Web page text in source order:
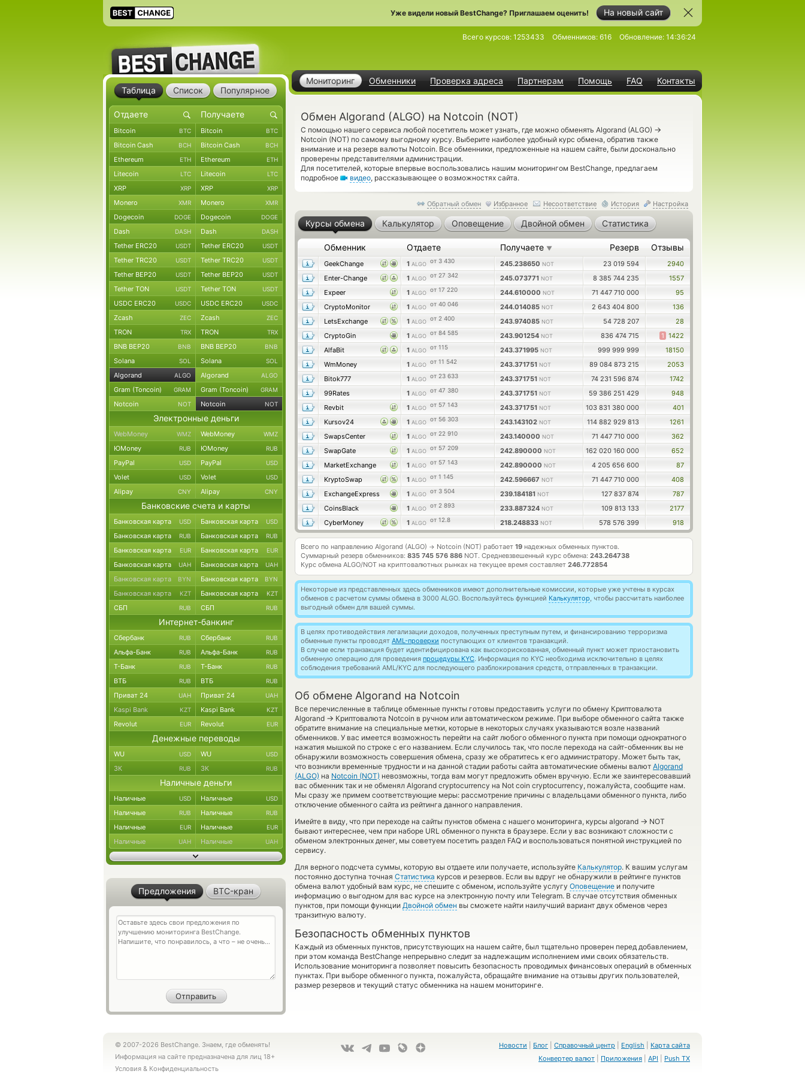
На новый сайт
Уже видели новый BestChange? Приглашаем оценить!
Мониторинг Обменники Проверка адреса Партнерам Помощь FAQ Контакты
Всего курсов: 1253433 Обменников: 616 Обновление: 14:36:24
Обмен Algorand (ALGO) на Notcoin (NOT)
С помощью нашего сервиса любой посетитель может узнать, где можно обменять Algorand (ALGO) →
Notcoin (NOT) по самому выгодному курсу. Выберите наиболее удобный курс обмена, обратив также
внимание и на резерв валюты Notcoin. Все обменники, предложенные на нашем сайте, были досконально
проверены представителями администрации.
Для посетителей, которые впервые воспользовались нашим мониторингом BestChange, предлагаем
подробное
видео, рассказывающее о возможностях сайта.
Обратный обмен Избранное Несоответствие История Настройка
Курсы обмена Калькулятор Оповещение Двойной обмен Статистика
Обменник Отдаете Получаете ▼ Резерв Отзывы
GeekChange 1 ALGO от 3 430 245.238650 NOT 23 019 594
2940
Enter-Change
1 ALGO от 27 342 245.073771 NOT 8 385 744 235
1557
Expeer
1 ALGO от 17 220 244.610000 NOT 71 447 710 000
95
CryptoMonitor
1 ALGO от 40 046 244.014085 NOT 2 643 404 800
136
LetsExchange
1 ALGO от 2 400 243.974085 NOT 54 728 207
28
CryptoGin
1 ALGO от 84 585 243.901254 NOT 836 474 715 1 1422
AlfaBit
1 ALGO от 115 243.371995 NOT 999 999 999
18150
WmMoney
1 ALGO от 11 542 243.371751 NOT 89 084 873 215
2053
Bitok777
1 ALGO от 23 633 243.371751 NOT 74 231 596 874
1742
99Rates
1 ALGO от 47 380 243.371751 NOT 59 386 251 429
948
Revbit
1 ALGO от 57 143 243.371751 NOT 103 831 380 000
401
Kursov24
1 ALGO от 56 303 243.143102 NOT 114 882 929 813
1261
SwapsCenter
1 ALGO от 22 910 243.140000 NOT 71 447 710 000
362
SwapGate
1 ALGO от 57 209 242.890000 NOT 162 020 160 000
652
MarketExchange
1 ALGO от 57 143 242.890000 NOT 4 205 656 600
87
KryptoSwap
1 ALGO от 1 145 242.596667 NOT 71 447 710 000
408
ExchangeExpress
1 ALGO от 3 504 239.184181 NOT 127 837 874
787
CoinsBlack
1 ALGO от 2 893 233.887324 NOT 109 813 133
2177
CyberMoney
1 ALGO от 12.8 218.248833 NOT 578 576 399 918
Всего по направлению Algorand (ALGO) → Notcoin (NOT) работает 19 надежных обменных пунктов.
Суммарный резерв обменников: 835 745 576 886 NOT. Средневзвешенный курс обмена: 243.264738
Курс обмена ALGO/NOT на криптовалютных рынках на текущее время составляет 246.772854
Некоторые из представленных здесь обменников имеют дополнительные комиссии, которые уже учтены в курсах
обменов с расчетом суммы обмена в 3000 ALGO. Воспользуйтесь функцией Калькулятор, чтобы рассчитать наиболее
выгодный обмен для вашей суммы.
В целях противодействия легализации доходов, полученных преступным путем, и финансированию терроризма
обменные пункты проводят AML-проверки поступающих от клиентов транзакций.
В случае если транзакция будет идентифицирована как высокорискованная, обменный пункт может приостановить
обменную операцию для проведения процедуры KYC. Информация по KYC необходима исключительно в целях
соблюдения требований AML/KYC для последующего разблокирования средств, отправленных в транзакции.
Об обмене Algorand на Notcoin
Все перечисленные в таблице обменные пункты готовы предоставить услуги по обмену Криптовалюта
Algorand → Криптовалюта Notcoin в ручном или автоматическом режиме. При выборе обменного сайта также
обратите внимание на специальные метки, которые в некоторых случаях указываются возле названий
обменников. У вас имеется возможность перейти на сайт любого обменного пункта при помощи однократного
нажатия мышкой по строке с его названием. Если случилось так, что после перехода на сайт-обменник вы не
обнаружили возможность совершения обмена, сразу же обратитесь к его администратору. Может быть так,
что возникли временные трудности и на данной стадии работы сайта автоматические обмены валют Algorand
(ALGO) на Notcoin (NOT) невозможны, тогда вам могут предложить обмен вручную. Если же заинтересовавший
вас обменник так и не обменял Algorand cryptocurrency на Not coin cryptocurrency, пожалуйста, сообщите нам.
Мы сразу же примем соответствующие меры: рассмотрение причины с владельцами обменного пункта, либо
отключение обменного сайта из рейтинга данного направления.
Имейте в виду, что при переходе на сайты пунктов обмена с нашего мониторинга, курсы algorand → NOT
бывают интереснее, чем при наборе URL обменного пункта в браузере. Если у вас возникают сложности с
обменом электронных денег, мы советуем посетить раздел FAQ и воспользоваться понятной инструкцией по
сервису.
Для верного подсчета суммы, которую вы отдаете или получаете, используйте Калькулятор. К вашим услугам
постоянно доступна точная Статистика курсов и резервов. Если вы вдруг не обнаружили в рейтинге пунктов
обмена валют удобный вам курс, не спешите с обменом, используйте услугу Оповещение и получите
информацию о выгодном для вас курсе на электронную почту или Telegram. В случае отсутствия обменных
пунктов, при помощи функции Двойной обмен вы сможете найти наилучший вариант двух обменов через
транзитную валюту.
Безопасность обменных пунктов
Каждый из обменных пунктов, присутствующих на нашем сайте, был тщательно проверен перед добавлением,
при этом команда BestChange непрерывно следит за надлежащим исполнением ими своих обязательств.
Использование мониторинга позволяет повысить безопасность проводимых финансовых операций в обменных
пунктах. При выборе обменного пункта, пожалуйста, обращайте внимание на отзывы других пользователей,
размер резервов и текущий статус обменника на нашем мониторинге.
Таблица Список Популярное
Bitcoin BTC Bitcoin BTC
Bitcoin Cash BCH Bitcoin Cash BCH
Ethereum ETH Ethereum ETH
Litecoin LTC Litecoin LTC
XRP XRP XRP XRP
Monero XMR Monero XMR
Dogecoin DOGE Dogecoin DOGE
Dash DASH Dash DASH
Tether ERC20 USDT Tether ERC20 USDT
Tether TRC20 USDT Tether TRC20 USDT
Tether BEP20 USDT Tether BEP20 USDT
Tether TON USDT Tether TON USDT
USDC ERC20 USDC USDC ERC20 USDC
Zcash ZEC Zcash ZEC
TRON TRX TRON TRX
BNB BEP20 BNB BNB BEP20 BNB
Solana SOL Solana SOL
Algorand ALGO Algorand ALGO
Gram (Toncoin) GRAM Gram (Toncoin) GRAM
Notcoin NOT Notcoin NOT
Электронные деньги
WebMoney WMZ WebMoney WMZ
ЮMoney RUB ЮMoney RUB
PayPal USD PayPal USD
Volet USD Volet USD
Alipay CNY Alipay CNY
Банковские счета и карты
Банковская карта USD Банковская карта USD
Банковская карта RUB Банковская карта RUB
Банковская карта EUR Банковская карта EUR
Банковская карта UAH Банковская карта UAH
Банковская карта BYN Банковская карта BYN
Банковская карта KZT Банковская карта KZT
СБП RUB СБП RUB
Интернет-банкинг
Сбербанк RUB Сбербанк RUB
Альфа-Банк RUB Альфа-Банк RUB
Т-Банк RUB Т-Банк RUB
ВТБ RUB ВТБ RUB
Приват 24 UAH Приват 24 UAH
Kaspi Bank KZT Kaspi Bank KZT
Revolut EUR Revolut EUR
Денежные переводы
WU USD WU USD
ЗК RUB ЗК RUB
Наличные деньги
Наличные USD Наличные USD
Наличные RUB Наличные RUB
Наличные EUR Наличные EUR
Наличные UAH Наличные UAH
Предложения BTC-кран
© 2007-2026 BestChange. Знаем, где обменять!
Информация на сайте предназначена для лиц 18+
Условия & Конфиденциальность
Новости Блог Справочный центр English
Карта сайта
Конвертер валют
Приложения API Push TX